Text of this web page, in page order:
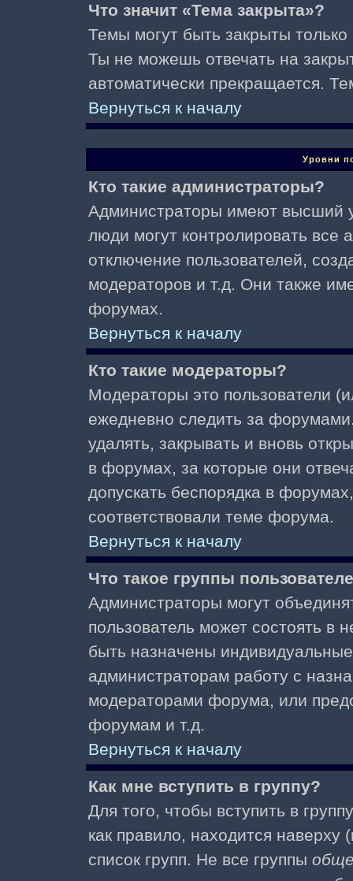
Что значит «Тема закрыта»?
Темы могут быть закрыты
Ты не можешь отвечать на
автоматически прекращается.
Вернуться к началу
Уровни
Кто такие администраторы?
Администраторы имеют высший
люди могут контролировать все
отключение пользователей,
модераторов и т.д. Они также
форумах.
Вернуться к началу
Кто такие модераторы?
Модераторы это пользователи
ежедневно следить за
удалять, закрывать и вновь
в форумах, за которые они
допускать беспорядка в
соответствовали теме форума.
Вернуться к началу
Что такое группы
Администраторы могут
пользователь может состоять в
быть назначены
администраторам работу с
модераторами форума, или
форумам и т.д.
Вернуться к началу
Как мне вступить в группу?
Для того, чтобы вступить в
как правило, находится
список групп. Не все группы